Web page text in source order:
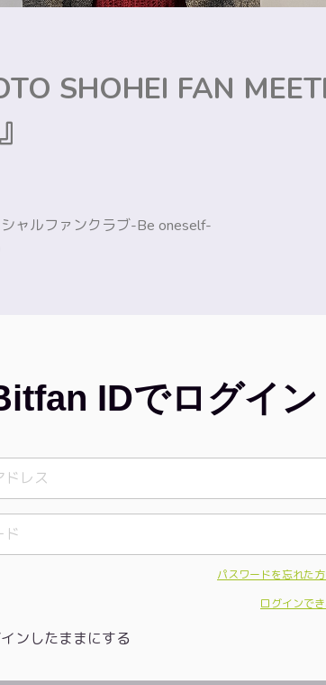
SHOHEI FAN
ャルファンクラブ-Be oneself-
IDでログイン
パスワードを忘れた
ログインで
ンしたままにする